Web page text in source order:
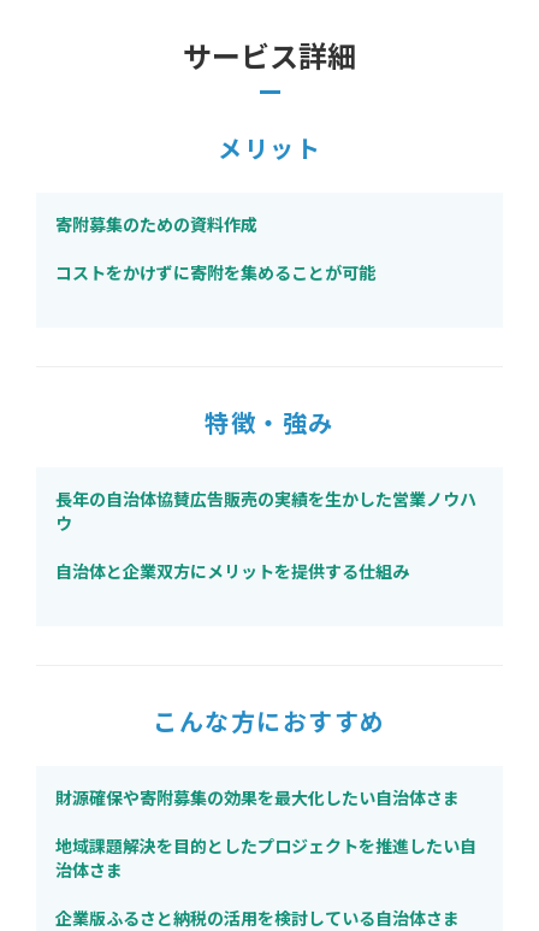
サービス詳細
メリット
寄附募集のための資料作成
コストをかけずに寄附を集めることが可能
特徴・強み
長年の自治体協賛広告販売の実績を生かした営業ノウハ
ウ
自治体と企業双方にメリットを提供する仕組み
こんな方におすすめ
財源確保や寄附募集の効果を最大化したい自治体さま
地域課題解決を目的としたプロジェクトを推進したい自
治体さま
企業版ふるさと納税の活用を検討している自治体さま